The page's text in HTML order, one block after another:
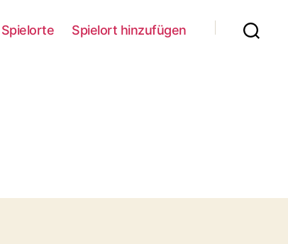
Spielorte Spielort hinzufügen